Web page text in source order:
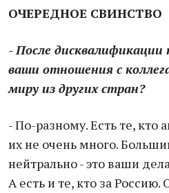
ОЧЕРЕДНОЕ СВИНСТВО
- После дисквалификации
ваши отношения с
миру из других стран?
- По-разному. Есть те, кто
их не очень много.
нейтрально - это ваши
А есть и те, кто за Россию.